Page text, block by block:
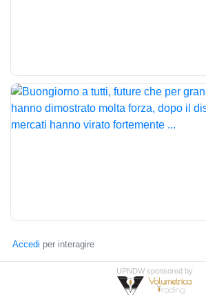
Accedi per interagire
UPNDW sponsored by